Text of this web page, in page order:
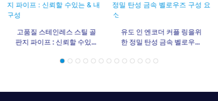
고품질 스테인레스 스틸 골
판지 파이프 : 신뢰할 수있는
유도 인 엔코더 커플 링을위
한 정밀 탄성 금속 벨로우즈